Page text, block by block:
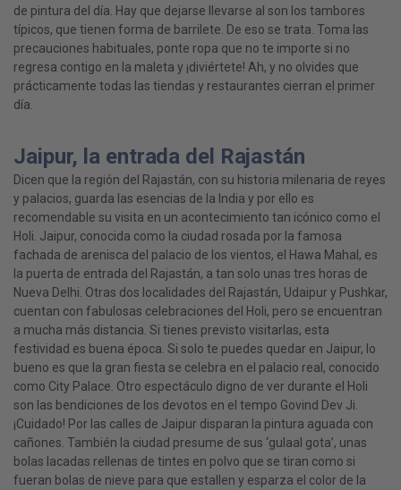
de pintura del día. Hay que dejarse llevarse al son los tambores
típicos, que tienen forma de barrilete. De eso se trata. Toma las
precauciones habituales, ponte ropa que no te importe si no
regresa contigo en la maleta y ¡diviértete! Ah, y no olvides que
prácticamente todas las tiendas y restaurantes cierran el primer
día.
Jaipur, la entrada del Rajastán
Dicen que la región del Rajastán, con su historia milenaria de reyes
y palacios, guarda las esencias de la India y por ello es
recomendable su visita en un acontecimiento tan icónico como el
Holi. Jaipur, conocida como la ciudad rosada por la famosa
fachada de arenisca del palacio de los vientos, el Hawa Mahal, es
la puerta de entrada del Rajastán, a tan solo unas tres horas de
Nueva Delhi. Otras dos localidades del Rajastán, Udaipur y Pushkar,
cuentan con fabulosas celebraciones del Holi, pero se encuentran
a mucha más distancia. Si tienes previsto visitarlas, esta
festividad es buena época. Si solo te puedes quedar en Jaipur, lo
bueno es que la gran fiesta se celebra en el palacio real, conocido
como City Palace. Otro espectáculo digno de ver durante el Holi
son las bendiciones de los devotos en el tempo Govind Dev Ji.
¡Cuidado! Por las calles de Jaipur disparan la pintura aguada con
cañones. También la ciudad presume de sus ‘gulaal gota’, unas
bolas lacadas rellenas de tintes en polvo que se tiran como si
fueran bolas de nieve para que estallen y esparza el color de la